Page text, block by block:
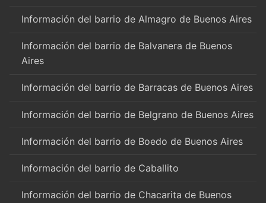
Información del barrio de Almagro de Buenos Aires
Información del barrio de Balvanera de Buenos
Aires
Información del barrio de Barracas de Buenos Aires
Información del barrio de Belgrano de Buenos Aires
Información del barrio de Boedo de Buenos Aires
Información del barrio de Caballito
Información del barrio de Chacarita de Buenos